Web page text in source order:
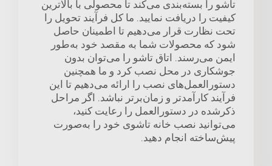
تاشو را بسته‌بندی می‌کند تا محصولی با بالاترین
کیفیت را دریافت نمایید. ما کل فرآیند تحویل را
تحت نظارت قرار می‌دهیم تا اطمینان حاصل
شود که محصولات شما به مقصد خود به‌طور
ایمن می‌رسند. اتاق تاشو را می‌توان بدون
جوشکاری در محل نصب کرد و ما همچنین
دستورالعمل‌های نصب را ارائه می‌دهیم تا این
فرآیند کارآمدتر و زمان‌برتر نباشد. اگر مراحل
ذکرشده در دستورالعمل را رعایت کنید،
می‌توانید نصب خانه تاشوی خود را به‌صورت
پیش‌ساخته انجام دهید.